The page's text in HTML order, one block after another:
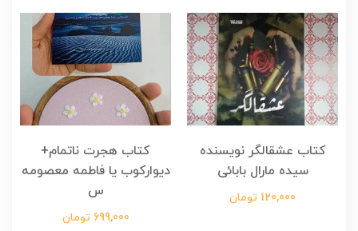
کتاب عشقالگر نویسنده
سیده مارال بابائی
120,000 تومان
کتاب هجرت ناتمام+
دیوارکوب یا فاطمه معصومه
س
699,000 تومان